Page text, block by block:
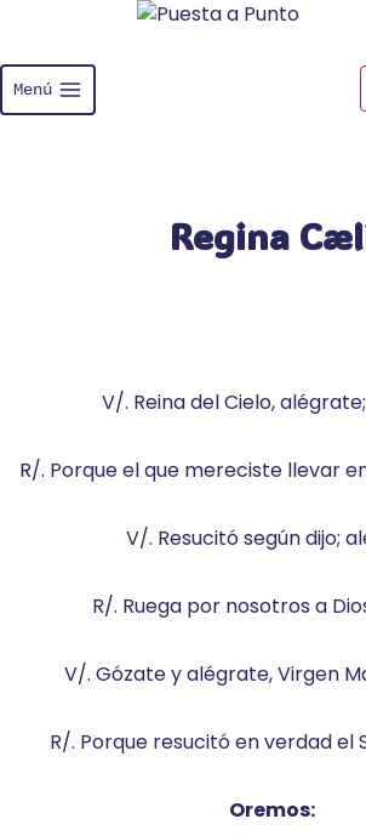
contenido
Menú
Regina
V/. Reina del Cielo,
R/. Porque el que mereciste llevar
V/. Resucitó según dijo;
R/. Ruega por nosotros a
V/. Gózate y alégrate, Virgen
R/. Porque resucitó en verdad el
Oremos: